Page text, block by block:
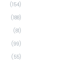
(154)
(188)
(81)
(99)
(55)